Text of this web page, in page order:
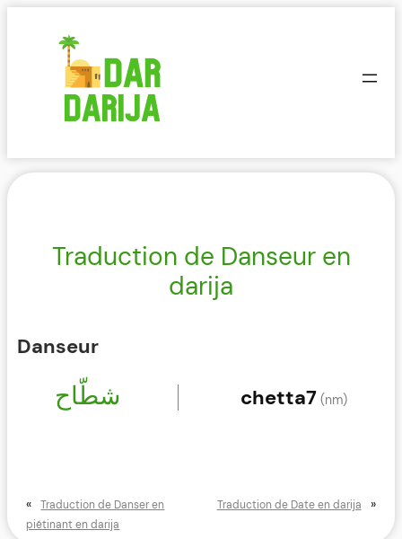
Traduction de Danseur en
darija
Danseur
شطّاح chetta7 (nm)
«
Traduction de Danser en
piétinant en darija
Traduction de Date en darija »